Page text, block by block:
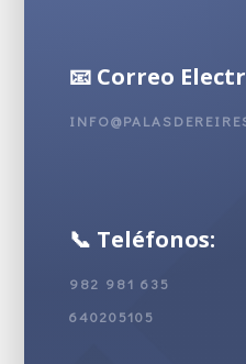
📧 Correo
📞 Teléfonos:
982 981 635
640205105